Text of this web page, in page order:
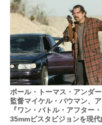
ポール・トーマス・アンダ
監督マイケル・バウマン、
『ワン・バトル・アフター
35mmビスタビジョンを現